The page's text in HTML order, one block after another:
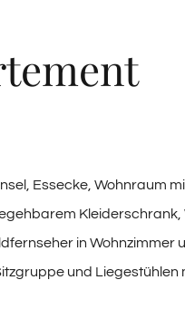
Essecke, Wohnraum
Kleiderschrank,
in Wohnzimmer
und Liegestühlen